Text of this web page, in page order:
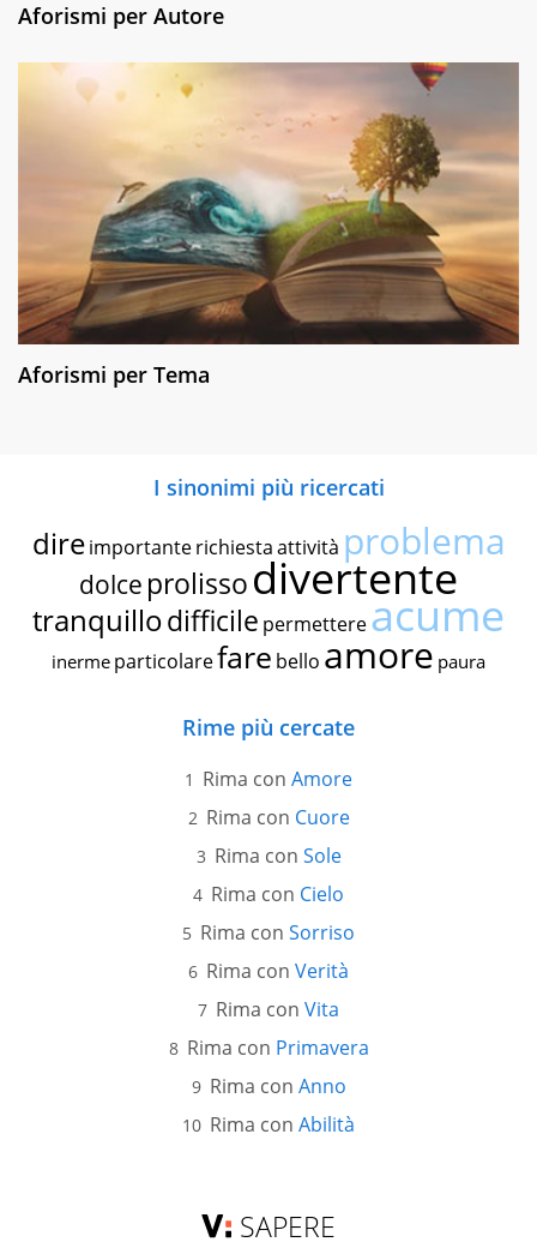
Aforismi per Autore
Aforismi per Tema
I sinonimi più ricercati
dire importante richiestaattività problema
dolce prolissodivertente
tranquillodifficile permettereacume
inerme particolarefare bello amore paura
Rime più cercate
Rima con Amore
Rima con Cuore
Rima con Sole
Rima con Cielo
Rima con Sorriso
Rima con Verità
Rima con Vita
Rima con Primavera
Rima con Anno
Rima con Abilità
SAPERE